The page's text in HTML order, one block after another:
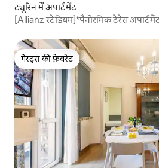
ट्यूरिन में अपार्टमेंट
[Allianz स्टेडियम]*पैनोरमिक टेरेस
गेस्ट्स की फ़ेवरेट
गेस्ट्स की फ़ेवरेट